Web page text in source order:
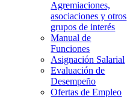
Agremiaciones,
asociaciones y otros
grupos de interés
Manual de
Funciones
Asignación Salarial
Evaluación de
Desempeño
Ofertas de Empleo